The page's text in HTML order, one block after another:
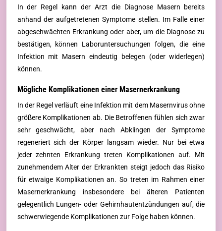
In der Regel kann der Arzt die Diagnose Masern bereits
anhand der aufgetretenen Symptome stellen. Im Falle einer
abgeschwächten Erkrankung oder aber, um die Diagnose zu
bestätigen, können Laboruntersuchungen folgen, die eine
Infektion mit Masern eindeutig belegen (oder widerlegen)
können.
Mögliche Komplikationen einer Masernerkrankung
In der Regel verläuft eine Infektion mit dem Masernvirus ohne
größere Komplikationen ab. Die Betroffenen fühlen sich zwar
sehr geschwächt, aber nach Abklingen der Symptome
regeneriert sich der Körper langsam wieder. Nur bei etwa
jeder zehnten Erkrankung treten Komplikationen auf. Mit
zunehmendem Alter der Erkrankten steigt jedoch das Risiko
für etwaige Komplikationen an. So treten im Rahmen einer
Masernerkrankung insbesondere bei älteren Patienten
gelegentlich Lungen- oder Gehirnhautentzündungen auf, die
schwerwiegende Komplikationen zur Folge haben können.